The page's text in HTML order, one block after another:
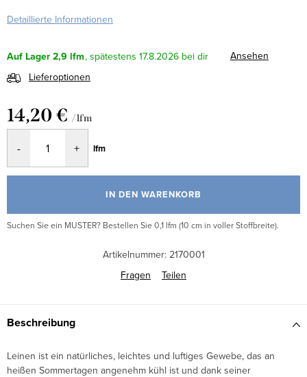
Detaillierte Informationen
Auf Lager2,9 lfm 17.8.2026
Ansehen
Lieferoptionen
14,20 € / lfm
lfm
IN DEN WARENKORB
Suchen Sie ein MUSTER? Bestellen Sie 0,1 lfm (10 cm in voller Stoffbreite).
Artikelnummer: 2170001
Fragen
Teilen
Beschreibung
Leinen ist ein natürliches, leichtes und luftiges Gewebe, das an
heißen Sommertagen angenehm kühl ist und dank seiner